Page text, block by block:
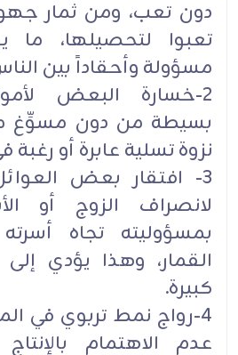
دون تعب، ومن ثمار
تعبوا لتحصيلها، ما
مسؤولة وأحقاداً بين
2-خسارة البعض
بسيطة من دون مسوِّغ
نزوة تسلية عابرة أو
3- افتقار بعض
لانصراف الزوج أو
بمسؤوليته تجاه
القمار، وهذا يؤدي
كبيرة.
4-رواج نمط تربوي في
عدم الاهتمام